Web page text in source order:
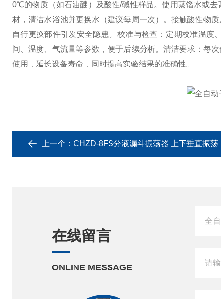
0℃的物质（如石油醚）及酸性/碱性样品‌。使用蒸馏水或去
材，清洁水浴池并更换水（建议每周一次）‌。接触酸性物
自行更换部件引发安全隐患‌。 校准与检查‌：定期校准温度
间、温度、气流量等参数，便于后续分析‌。清洁要求‌：每
使用，延长设备寿命，同时提高实验结果的准确性。
上一个： CHZD-8FS分液漏斗振荡器 上下垂直振荡
在线留言
ONLINE MESSAGE